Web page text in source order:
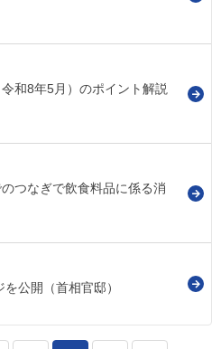
和8年5月）のポイント解説
つなぎで飲食料品に係る消
公開（首相官邸）